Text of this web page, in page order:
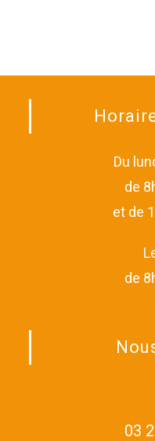
Du
de
et de
de
03